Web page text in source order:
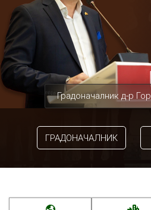
Градоначалник д-р
ГРАДОНАЧАЛНИК